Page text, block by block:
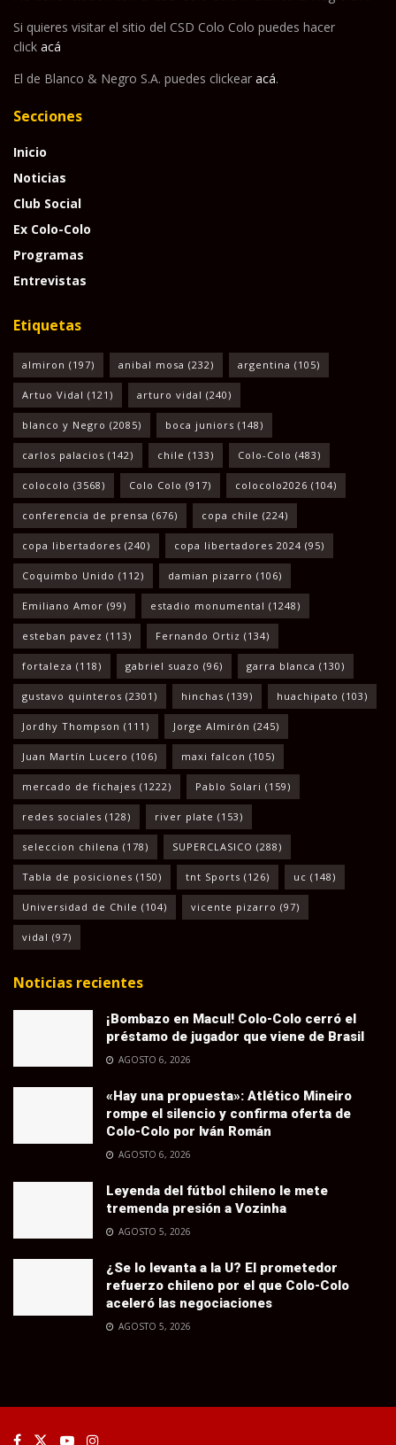
Si quieres visitar el sitio del CSD Colo Colo puedes hacer
click acá
El de Blanco & Negro S.A. puedes clickear acá.
Secciones
Inicio
Noticias
Club Social
Ex Colo-Colo
Programas
Entrevistas
Etiquetas
almiron (197) anibal mosa (232) argentina (105)
Artuo Vidal (121) arturo vidal (240)
blanco y Negro (2085) boca juniors (148)
carlos palacios (142) chile (133) Colo-Colo (483)
colocolo (3568) Colo Colo (917) colocolo2026 (104)
conferencia de prensa (676) copa chile (224)
copa libertadores (240) copa libertadores 2024 (95)
Coquimbo Unido (112) damian pizarro (106)
Emiliano Amor (99) estadio monumental (1248)
esteban pavez (113) Fernando Ortiz (134)
fortaleza (118) gabriel suazo (96) garra blanca (130)
gustavo quinteros (2301) hinchas (139) huachipato (103)
Jordhy Thompson (111) Jorge Almirón (245)
Juan Martín Lucero (106) maxi falcon (105)
mercado de fichajes (1222) Pablo Solari (159)
redes sociales (128) river plate (153)
seleccion chilena (178) SUPERCLASICO (288)
Tabla de posiciones (150) tnt Sports (126) uc (148)
Universidad de Chile (104) vicente pizarro (97)
vidal (97)
Noticias recientes
¡Bombazo en Macul! Colo-Colo cerró el
préstamo de jugador que viene de Brasil
AGOSTO 6, 2026
«Hay una propuesta»: Atlético Mineiro
rompe el silencio y confirma oferta de
Colo-Colo por Iván Román
AGOSTO 6, 2026
Leyenda del fútbol chileno le mete
tremenda presión a Vozinha
AGOSTO 5, 2026
¿Se lo levanta a la U? El prometedor
refuerzo chileno por el que Colo-Colo
aceleró las negociaciones
AGOSTO 5, 2026